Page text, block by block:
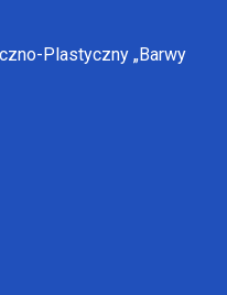
Plastyczny „Barwy